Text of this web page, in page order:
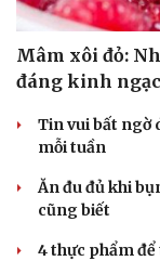
Mâm xôi đỏ:
đáng kinh ngạc
Tin vui bất ngờ
mỗi tuần
Ăn đu đủ khi
cũng biết
4 thực phẩm để